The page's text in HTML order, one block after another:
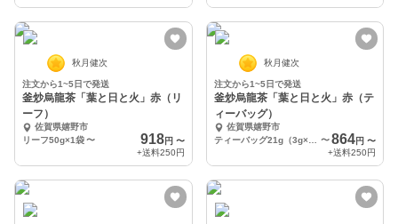
秋月健次
注文から1~5日で発送
釜炒烏龍茶「葉と日と火」赤（リ
ーフ）
佐賀県嬉野市
リーフ50g×1袋〜 918円 〜
+送料250円
秋月健次
注文から1~5日で発送
釜炒烏龍茶「葉と日と火」赤（テ
ィーバッグ）
佐賀県嬉野市
〜864円 〜
+送料250円